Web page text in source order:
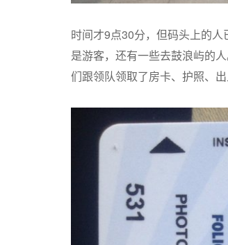
时间才9点30分，但码头上的
是游客，还有一些去鼓浪屿的
们跟领队领取了房卡、护照、